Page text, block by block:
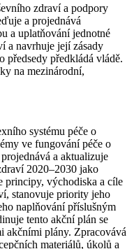
zdraví a podpory
a projednává
a uplatňování jednotné
a navrhuje její zásady
předsedy předkládá vládě.
na mezinárodní,
systému péče o
ve fungování péče o
a aktualizuje
2020–2030 jako
principy, východiska a cíle
stanovuje priority jeho
naplňování příslušným
tento akční plán se
akčními plány. Zpracovává
materiálů, úkolů a